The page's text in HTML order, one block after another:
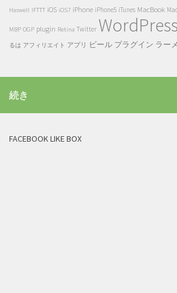
Haswell IFTTT iOS iOS7 iPhone iPhone5 iTunes MacBook
MBP OGP plugin Retina Twitter WordPress
るは アフィリエイト アプリ ビール プラグイン ラー
続き
FACEBOOK LIKE BOX